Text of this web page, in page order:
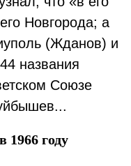
Новгорода; а
(Жданов) и
названия
Союзе
1966 году